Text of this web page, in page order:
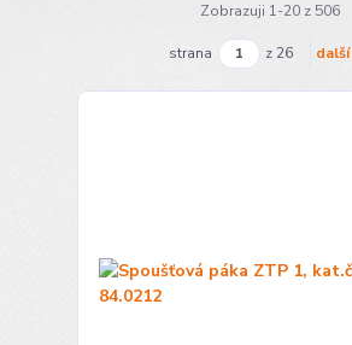
Zobrazuji 1-20 z 506
strana z 26 další